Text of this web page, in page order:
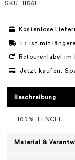
SKU : 11561
Kostenlose
Es ist mit
Retourenlabel im
Jetzt kaufen.
Beschreibung
100% TENCEL
Material &